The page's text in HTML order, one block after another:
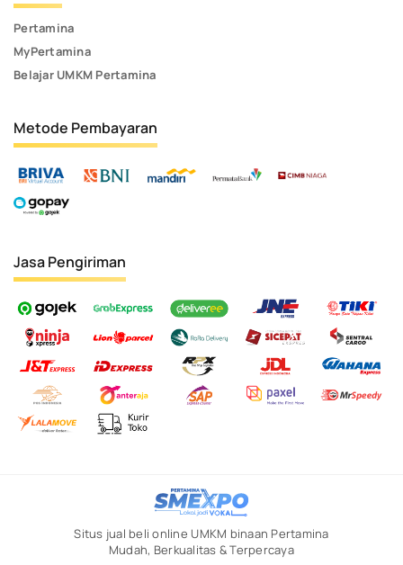
Pertamina
MyPertamina
Belajar UMKM Pertamina
Metode Pembayaran
Jasa Pengiriman
Situs jual beli online UMKM binaan Pertamina
Mudah, Berkualitas & Terpercaya